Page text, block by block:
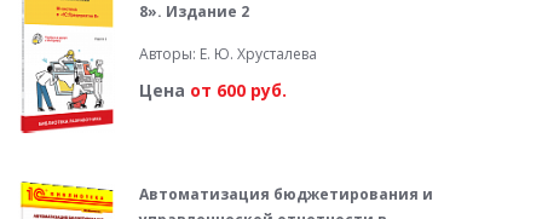
8». Издание 2
Авторы: Е. Ю. Хрусталева
Цена от 600 руб.
Автоматизация бюджетирования и